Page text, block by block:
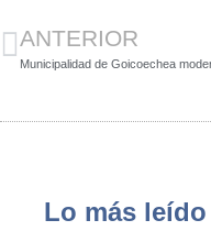
ANTERIOR
Lo más leído